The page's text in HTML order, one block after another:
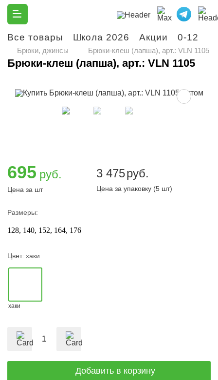
Все товары Школа 2026 Акции 0-12
Брюки, джинсы Брюки-клеш (лапша), арт.: VLN 1105
Брюки-клеш (лапша), арт.: VLN 1105
695 руб.
Цена за шт
3 475руб.
Цена за упаковку (5 шт)
Размеры:
128 140 152 164 176
Цвет: хаки
хаки